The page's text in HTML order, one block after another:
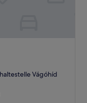
Vágóhíd